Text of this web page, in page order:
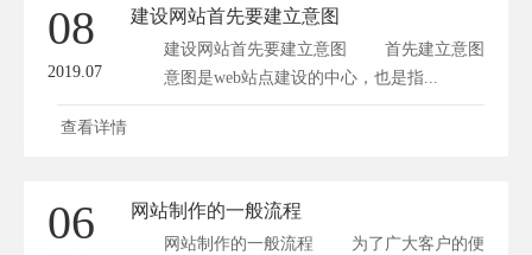
08
2019.07
建设网站首先要建立意图
建设网站首先要建立意图 首先建立意图
意图是web站点建设的中心，也是指...
查看详情
06 网站制作的一般流程
网站制作的一般流程 为了广大客户的便